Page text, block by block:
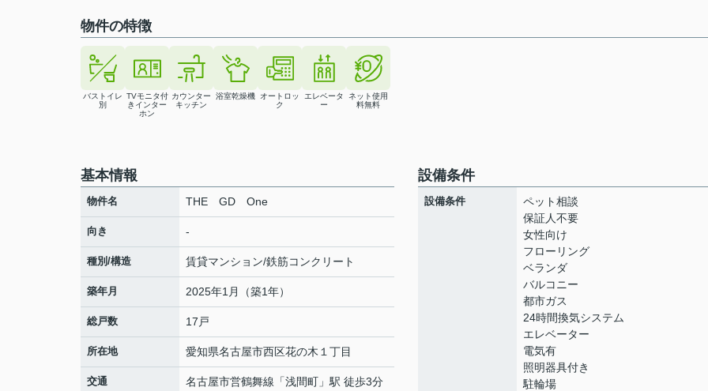
物件の特徴
バストイレ
別
TVモニタ付
きインター
ホン
カウンター
キッチン
浴室乾燥機
オートロッ
ク
エレベータ
ー
ネット使用
料無料
基本情報
物件名 THE GD One
向き -
種別/構造 賃貸マンション/鉄筋コンクリート
築年月 2025年1月（築1年）
総戸数 17戸
所在地 愛知県名古屋市西区花の木 １丁目
交通 名古屋市営鶴舞線 「浅間町 」駅 徒歩3分
設備条件
設備条件
ペット相談
保証人不要
女性向け
フローリング
ベランダ
バルコニー
都市ガス
24時間換気システム
エレベーター
電気有
照明器具付き
駐輪場